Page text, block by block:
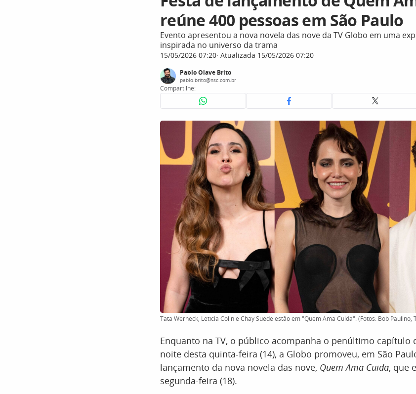
reúne 400 pessoas em São Paulo
Evento apresentou a nova novela das nove da TV Globo em uma
inspirada no universo da trama
15/05/2026 07:20 Atualizada 15/05/2026 07:20
Pablo Olave Brito
pablo.brito@nsc.com.br
Compartilhe:
Tata Werneck, Letícia Colin e Chay Suede estão em "Quem Ama Cuida". (Fotos: Bob Paulino,
Enquanto na TV, o público acompanha o penúltimo capítulo
noite desta quinta-feira (14), a Globo promoveu, em São
lançamento da nova novela das nove, Quem Ama Cuida, que
segunda-feira (18).